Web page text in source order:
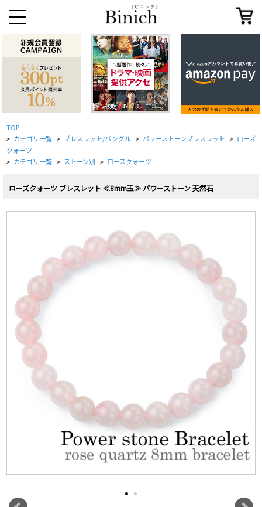
TOP
> カテゴリ一覧 > ブレスレット/バングル > パワーストーンブレスレット > ローズ
クォーツ
> カテゴリ一覧 > ストーン別 > ローズクォーツ
ローズクォーツ ブレスレット ≪8mm玉≫ パワーストーン 天然石